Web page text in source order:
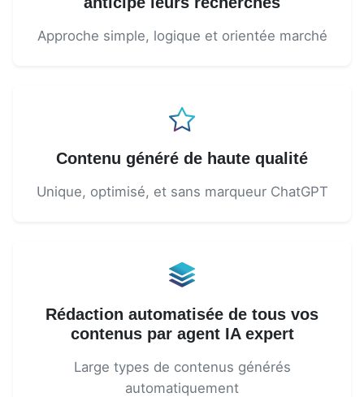
Approche simple, logique et orientée marché
Contenu généré de haute qualité
Unique, optimisé, et sans marqueur ChatGPT
Rédaction automatisée de tous vos
contenus par agent IA expert
Large types de contenus générés
automatiquement